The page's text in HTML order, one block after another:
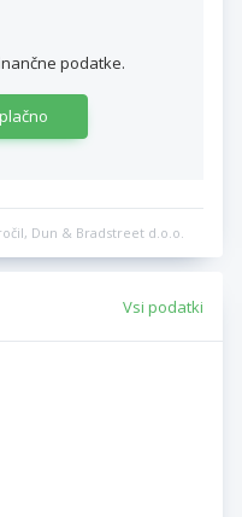
podatke.
Dun & Bradstreet d.o.o.
Vsi podatki